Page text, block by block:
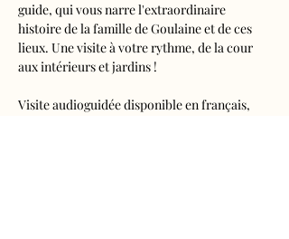
guide, qui vous narre l'extraordinaire
histoire de la famille de Goulaine et de ces
lieux. Une visite à votre rythme, de la cour
aux intérieurs et jardins !
Visite audioguidée disponible en français,